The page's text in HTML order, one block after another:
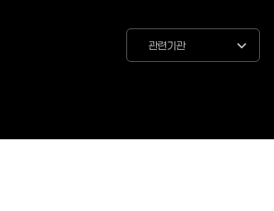
관련기관